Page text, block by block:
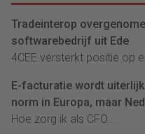
Tradeinterop
softwarebedrijf uit Ede
4CEE versterkt positie op
E-facturatie wordt
norm in Europa, maar
Hoe zorg ik als CFO...